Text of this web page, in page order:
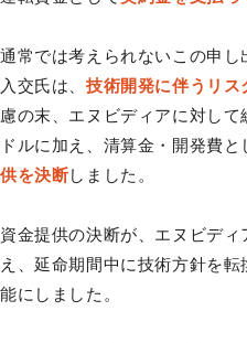
通常では考えられないこの申
入交氏は、 技術開発に伴うリス
慮の末、エヌビディアに対し
ドルに加え、清算金・開発費
供を決断しました。
資金提供の決断が、エヌビディ
え、延命期間中に技術方針を転
能にしました。